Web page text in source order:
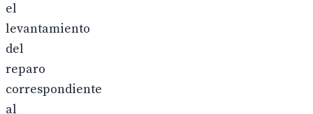
el
levantamiento
del
reparo
correspondiente
al